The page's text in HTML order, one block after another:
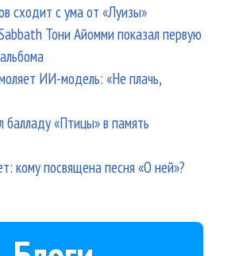
сходит с ума от «Луизы»
Тони Айомми показал первую
ИИ-модель: «Не плачь,
балладу «Птицы» в память
кому посвящена песня «О ней»?